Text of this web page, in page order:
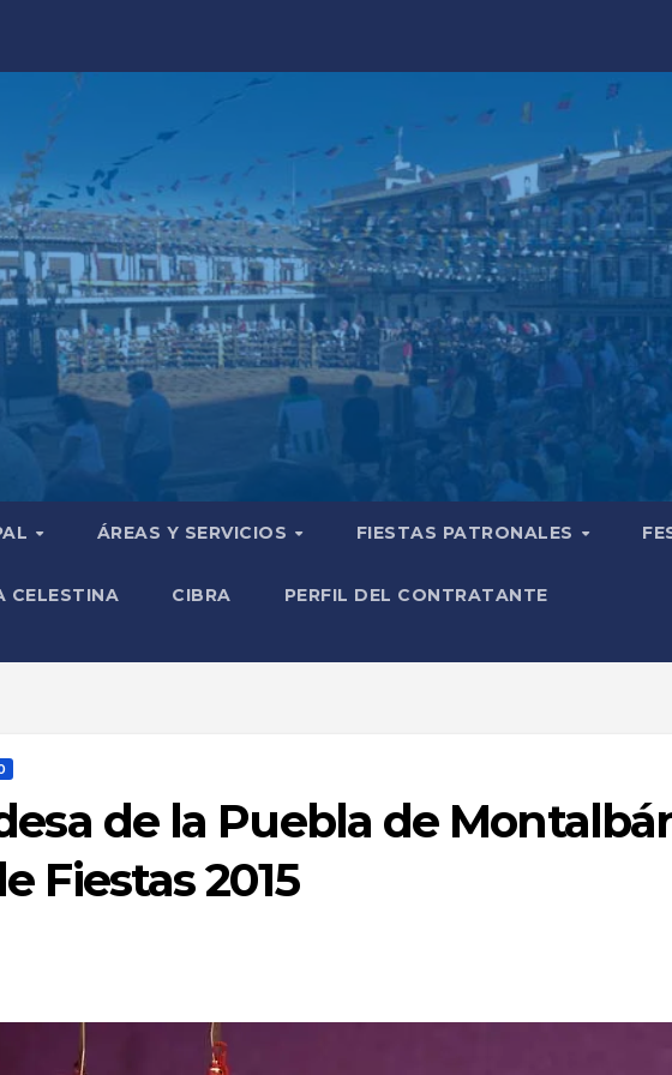
ÁREAS Y SERVICIOS FIESTAS PATRONALES
CELESTINA CIBRA PERFIL DEL CONTRATANTE
de la Puebla de
Fiestas 2015